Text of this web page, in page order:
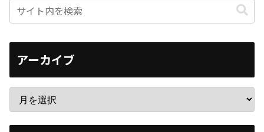
アーカイブ